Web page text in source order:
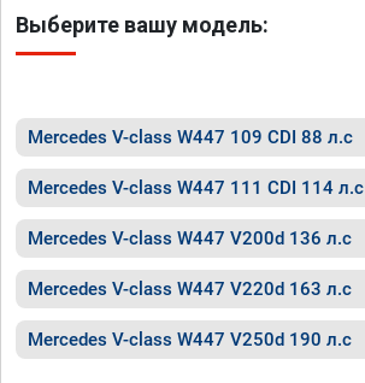
Выберите вашу модель:
Mercedes V-class W447 109 CDI 88 л.с
Mercedes V-class W447 111 CDI 114 л.с
Mercedes V-class W447 V200d 136 л.с
Mercedes V-class W447 V220d 163 л.с
Mercedes V-class W447 V250d 190 л.с